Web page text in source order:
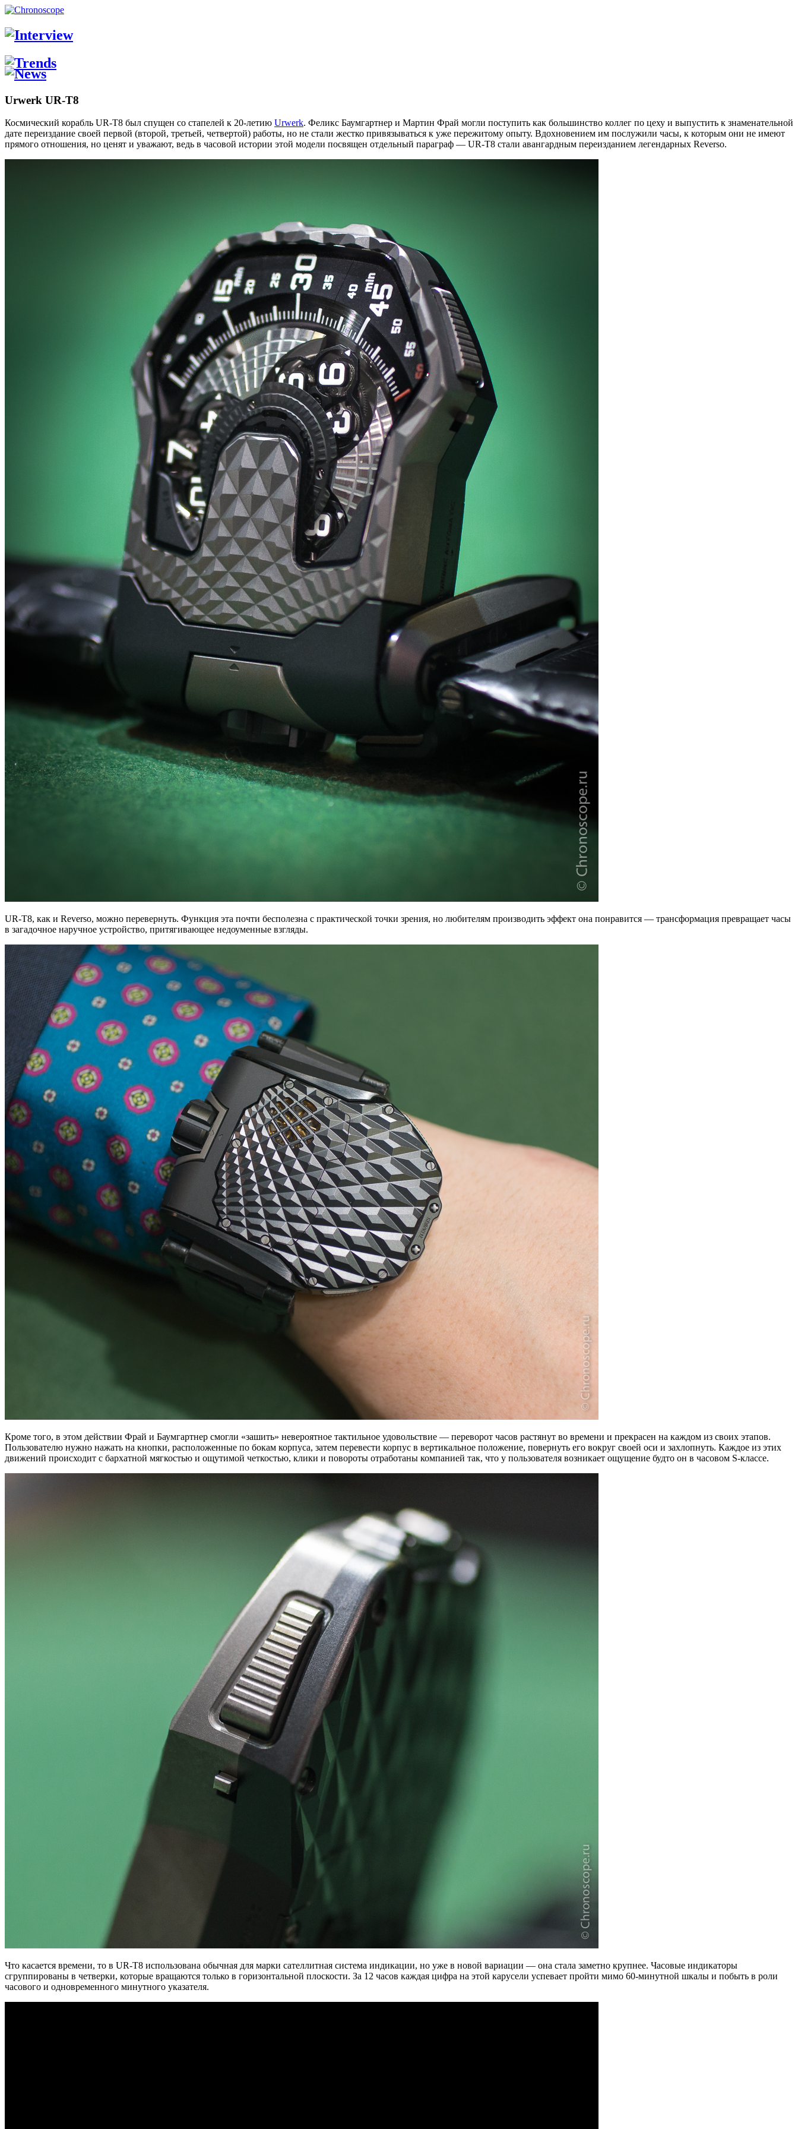
Urwerk UR-T8
Космический корабль UR-T8 был спущен со стапелей к 20-летию Urwerk. Феликс Баумгартнер и Мартин Фрай могли поступить как большинство коллег по цеху и выпустить к знаменательной
дате переиздание своей первой (второй, третьей, четвертой) работы, но не стали жестко привязываться к уже пережитому опыту. Вдохновением им послужили часы, к которым они не имеют
прямого отношения, но ценят и уважают, ведь в часовой истории этой модели посвящен отдельный параграф — UR-T8 стали авангардным переизданием легендарных Reverso.
UR-T8, как и Reverso, можно перевернуть. Функция эта почти бесполезна с практической точки зрения, но любителям производить эффект она понравится — трансформация превращает часы
в загадочное наручное устройство, притягивающее недоуменные взгляды.
Кроме того, в этом действии Фрай и Баумгартнер смогли «зашить» невероятное тактильное удовольствие — переворот часов растянут во времени и прекрасен на каждом из своих этапов.
Пользователю нужно нажать на кнопки, расположенные по бокам корпуса, затем перевести корпус в вертикальное положение, повернуть его вокруг своей оси и захлопнуть. Каждое из этих
движений происходит с бархатной мягкостью и ощутимой четкостью, клики и повороты отработаны компанией так, что у пользователя возникает ощущение будто он в часовом S-классе.
Что касается времени, то в UR-T8 использована обычная для марки сателлитная система индикации, но уже в новой вариации — она стала заметно крупнее. Часовые индикаторы
сгруппированы в четверки, которые вращаются только в горизонтальной плоскости. За 12 часов каждая цифра на этой карусели успевает пройти мимо 60-минутной шкалы и побыть в роли
часового и одновременного минутного указателя.